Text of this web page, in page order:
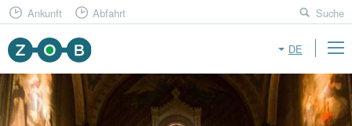
DE
Ankunft Abfahrt Suche